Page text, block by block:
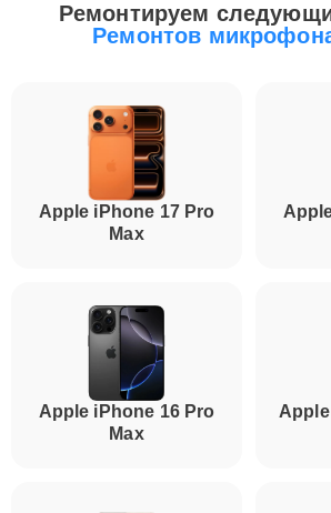
Ремонтируем
Ремонтов
Apple iPhone 17 Pro
Max
Apple iPhone 16 Pro
Max